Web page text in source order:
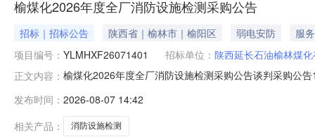
榆煤化2026年度全厂消防设施检测采购公告
招标｜招标公告 陕西省｜榆林市｜榆阳区 弱电安防
服务
项目编号： YLMHXF26071401 招标单位： 陕西延长石油榆林煤
正文内容： 榆煤化2026年度全厂消防设施检测采购公告谈判采购公
设备设施是否符合相关消防法律、规范、技术标准的要
置、一期装置技术改
发布时间： 2026-08-07 14:42
相关产品：
消防设施检测